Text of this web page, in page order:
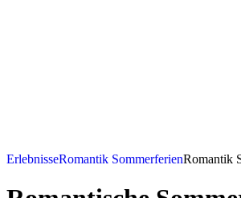
ErlebnisseRomantik SommerferienRomantik